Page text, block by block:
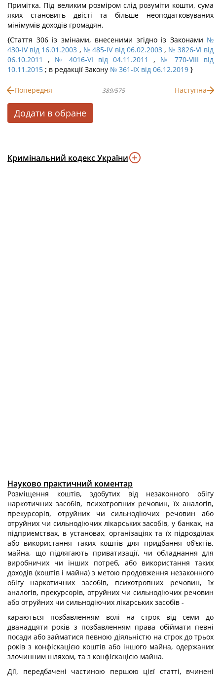
Примітка. Під великим розміром слід розуміти кошти, сума
яких становить двісті та більше неоподатковуваних
мінімумів доходів громадян.
{Стаття 306 із змінами, внесеними згідно із Законами №
430-IV від 16.01.2003 , № 485-IV від 06.02.2003 , № 3826-VI від
06.10.2011
, № 4016-VI від 04.11.2011 , № 770-VIII від
10.11.2015 ; в редакції Закону № 361-IX від 06.12.2019 }
Попередня 389/575 Наступна
Додати в обране
Кримінальний кодекс України
Науково практичний коментар
Розміщення коштів, здобутих від незаконного обігу
наркотичних засобів, психотропних речовин, їх аналогів,
прекурсорів, отруйних чи сильнодіючих ре­човин або
отруйних чи сильнодіючих лікарських засобів, у банках, на
підпри­ємствах, в установах, організаціях та їх підрозділах
або використання таких коштів для придбання об’єктів,
майна, що підлягають приватизації, чи облад­нання для
виробничих чи інших потреб, або використання таких
доходів (коштів і майна) з метою продовження незаконного
обігу наркотичних засобів, психотроп­них речовин, їх
аналогів, прекурсорів, отруйних чи сильнодіючих речовин
або отруйних чи сильнодіючих лікарських засобів -
караються позбавленням волі на строк від семи до
дванадцяти років з по­збавленням права обіймати певні
посади або займатися певною діяльністю на строк до трьох
років з конфіскацією коштів або іншого майна, одержаних
зло­чинним шляхом, та з конфіскацією майна.
Дії, передбачені частиною першою цієї статті, вчинені